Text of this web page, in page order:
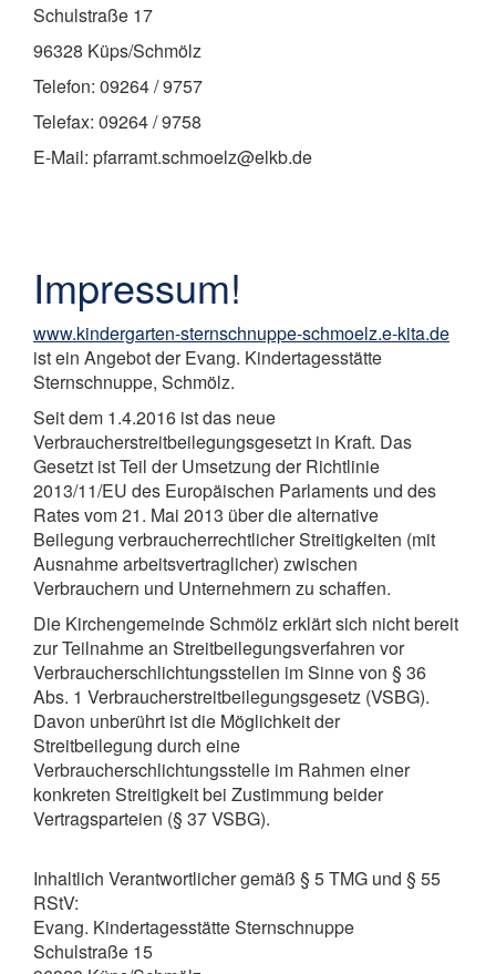
Schulstraße 17
96328 Küps/Schmölz
Telefon: 09264 / 9757
Telefax: 09264 / 9758
E-Mail: pfarramt.schmoelz@elkb.de
Impressum!
www.kindergarten-sternschnuppe-schmoelz.e-kita.de
ist ein Angebot der Evang. Kindertagesstätte
Sternschnuppe, Schmölz.
Seit dem 1.4.2016 ist das neue
Verbraucherstreitbeilegungsgesetzt in Kraft. Das
Gesetzt ist Teil der Umsetzung der Richtlinie
2013/11/EU des Europäischen Parlaments und des
Rates vom 21. Mai 2013 über die alternative
Beilegung verbraucherrechtlicher Streitigkeiten (mit
Ausnahme arbeitsvertraglicher) zwischen
Verbrauchern und Unternehmern zu schaffen.
Die Kirchengemeinde Schmölz erklärt sich nicht bereit
zur Teilnahme an Streitbeilegungsverfahren vor
Verbraucherschlichtungsstellen im Sinne von § 36
Abs. 1 Verbraucherstreitbeilegungsgesetz (VSBG).
Davon unberührt ist die Möglichkeit der
Streitbeilegung durch eine
Verbraucherschlichtungsstelle im Rahmen einer
konkreten Streitigkeit bei Zustimmung beider
Vertragsparteien (§ 37 VSBG).
Inhaltlich Verantwortlicher gemäß § 5 TMG und § 55
RStV:
Evang. Kindertagesstätte Sternschnuppe
Schulstraße 15